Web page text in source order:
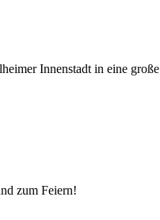
Innenstadt in eine große
zum Feiern!